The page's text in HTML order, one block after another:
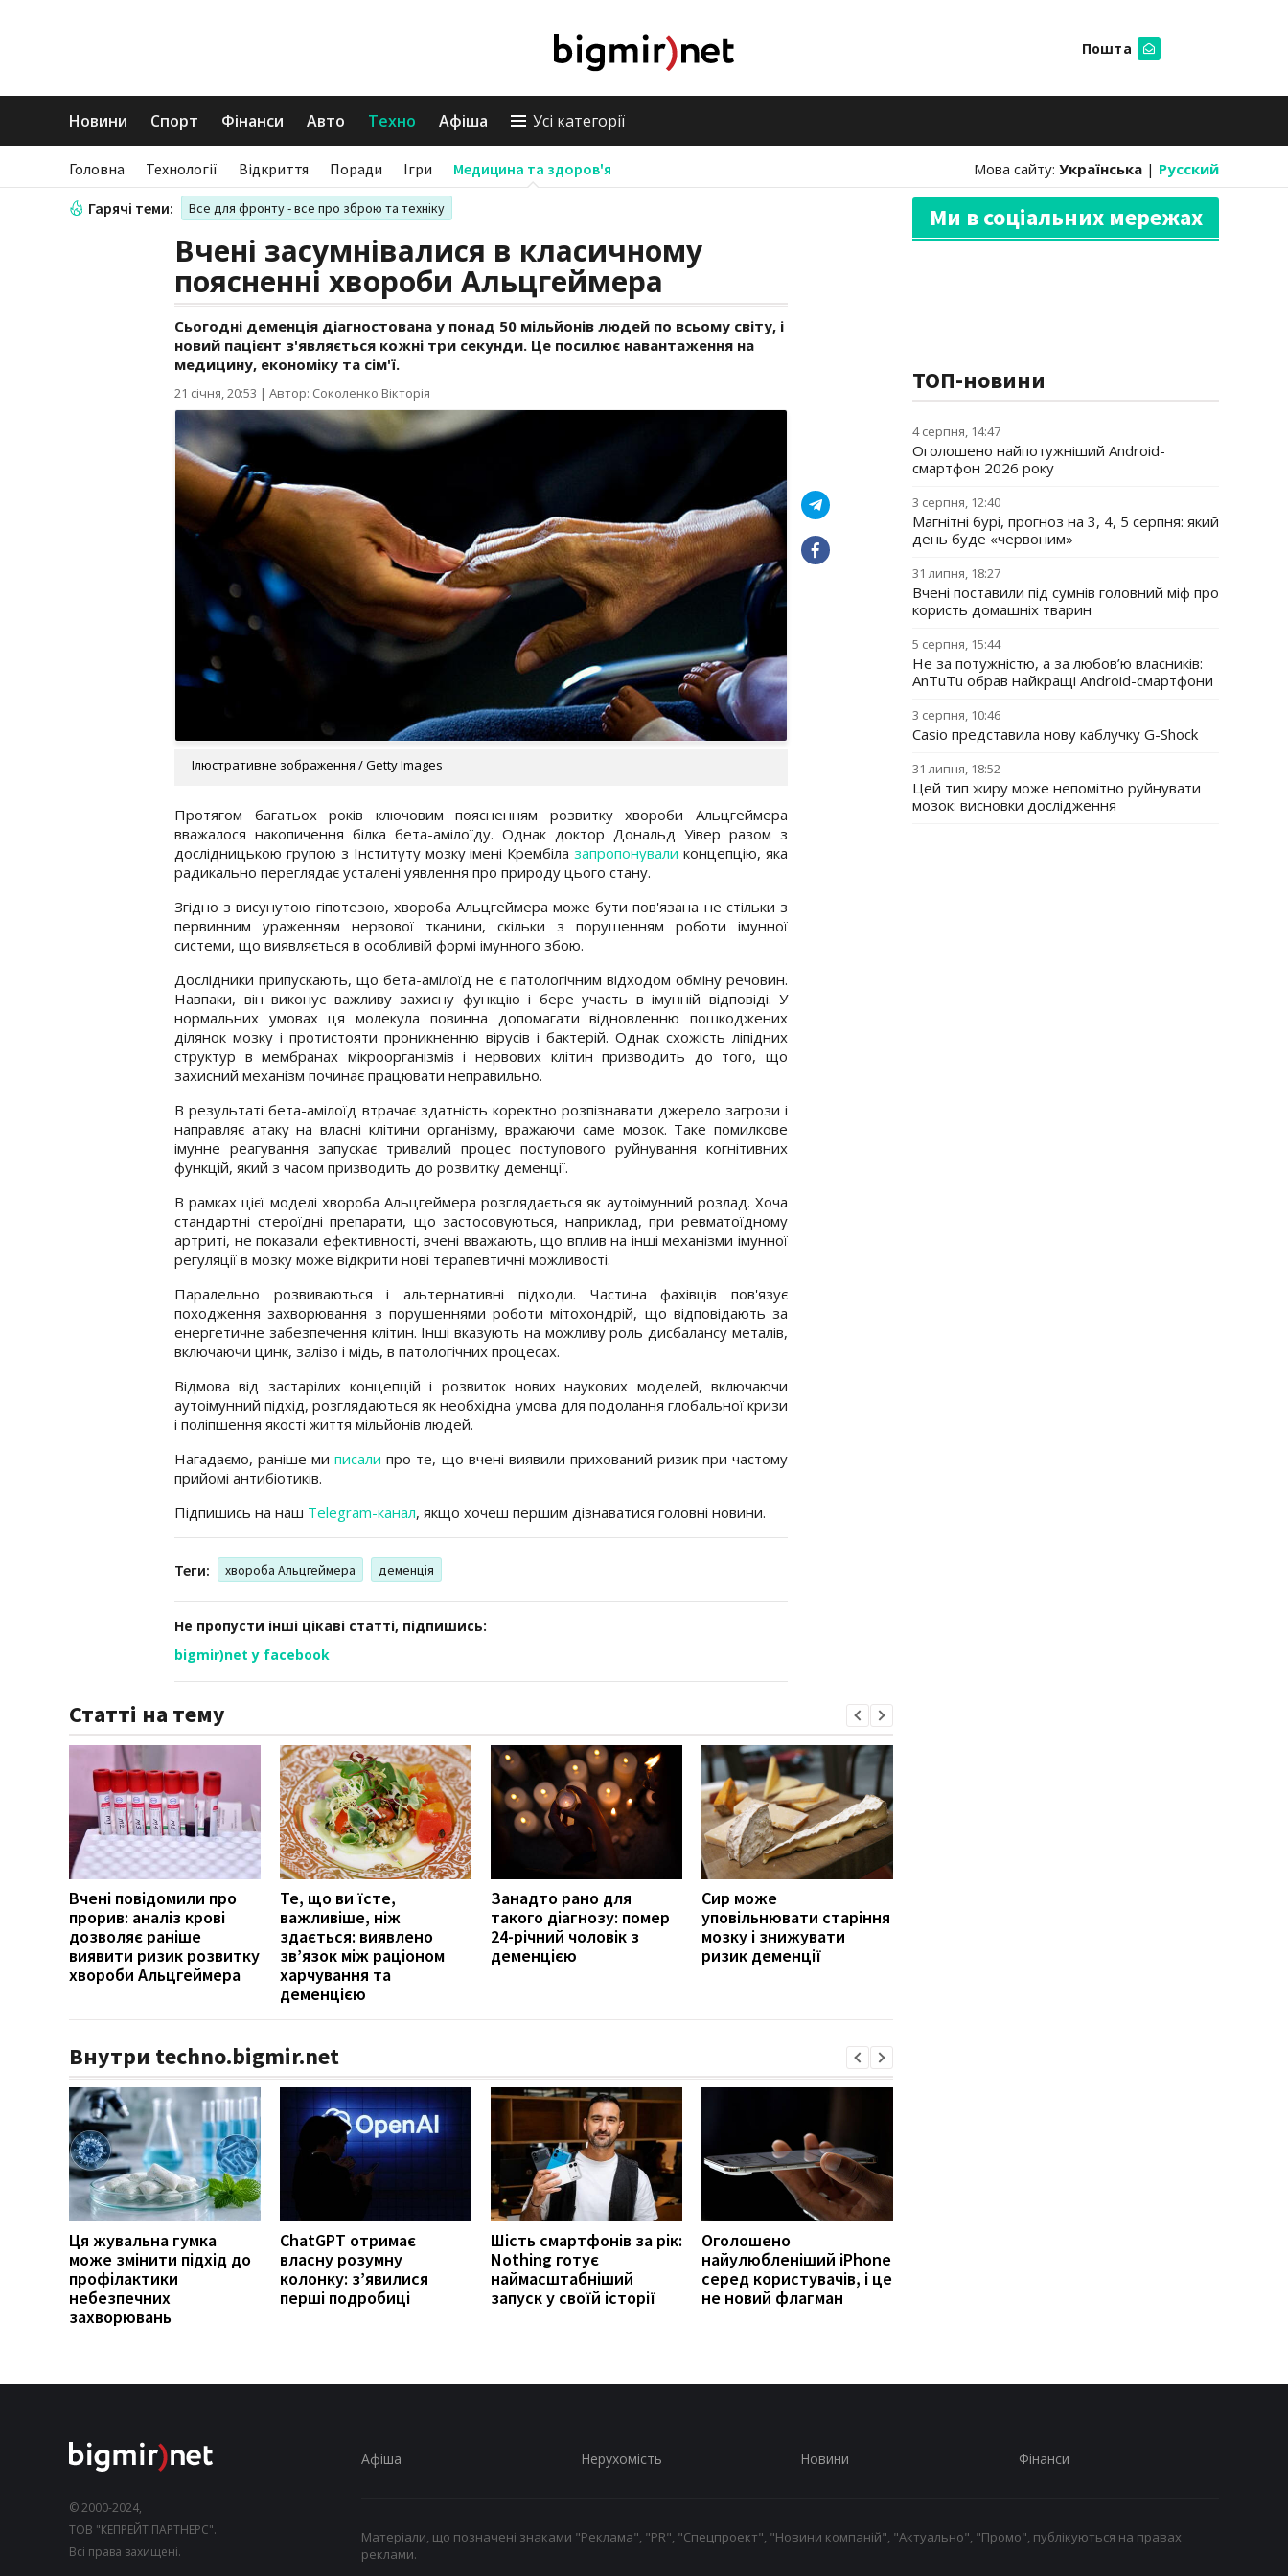
Пошта
Новини Спорт Фінанси Авто Техно Афіша Усі категорії
Головна Технології Відкриття Поради Ігри Медицина та здоров'я Мова сайту: Українська | Русский
Гарячі теми: Все для фронту - все про зброю та техніку
Вчені засумнівалися в класичному
поясненні хвороби Альцгеймера
Сьогодні деменція діагностована у понад 50 мільйонів людей по всьому світу, і
новий пацієнт з'являється кожні три секунди. Це посилює навантаження на
медицину, економіку та сім'ї.
21 січня, 20:53 | Автор: Соколенко Вікторія
Ілюстративне зображення / Getty Images
Протягом багатьох років ключовим поясненням розвитку хвороби Альцгеймера
вважалося накопичення білка бета-амілоїду. Однак доктор Дональд Уівер разом з
дослідницькою групою з Інституту мозку імені Крембілазапропонували концепцію, яка
радикально переглядає усталені уявлення про природу цього стану.
Згідно з висунутою гіпотезою, хвороба Альцгеймера може бути пов'язана не стільки з
первинним ураженням нервової тканини, скільки з порушенням роботи імунної
системи, що виявляється в особливій формі імунного збою.
Дослідники припускають, що бета-амілоїд не є патологічним відходом обміну речовин.
Навпаки, він виконує важливу захисну функцію і бере участь в імунній відповіді. У
нормальних умовах ця молекула повинна допомагати відновленню пошкоджених
ділянок мозку і протистояти проникненню вірусів і бактерій. Однак схожість ліпідних
структур в мембранах мікроорганізмів і нервових клітин призводить до того, що
захисний механізм починає працювати неправильно.
В результаті бета-амілоїд втрачає здатність коректно розпізнавати джерело загрози і
направляє атаку на власні клітини організму, вражаючи саме мозок. Таке помилкове
імунне реагування запускає тривалий процес поступового руйнування когнітивних
функцій, який з часом призводить до розвитку деменції.
В рамках цієї моделі хвороба Альцгеймера розглядається як аутоімунний розлад. Хоча
стандартні стероїдні препарати, що застосовуються, наприклад, при ревматоїдному
артриті, не показали ефективності, вчені вважають, що вплив на інші механізми імунної
регуляції в мозку може відкрити нові терапевтичні можливості.
Паралельно розвиваються і альтернативні підходи. Частина фахівців пов'язує
походження захворювання з порушеннями роботи мітохондрій, що відповідають за
енергетичне забезпечення клітин. Інші вказують на можливу роль дисбалансу металів,
включаючи цинк, залізо і мідь, в патологічних процесах.
Відмова від застарілих концепцій і розвиток нових наукових моделей, включаючи
аутоімунний підхід, розглядаються як необхідна умова для подолання глобальної кризи
і поліпшення якості життя мільйонів людей.
Нагадаємо, раніше миписали про те, що вчені виявили прихований ризик при частому
прийомі антибіотиків.
Підпишись на наш Telegram-канал, якщо хочеш першим дізнаватися головні новини.
Теги: хвороба Альцгеймера деменція
Не пропусти інші цікаві статті, підпишись:
bigmir)net у facebook
Статті на тему
Вчені повідомили про
прорив: аналіз крові
дозволяє раніше
виявити ризик розвитку
хвороби Альцгеймера
Те, що ви їсте,
важливіше, ніж
здається: виявлено
зв’язок між раціоном
харчування та
деменцією
Занадто рано для
такого діагнозу: помер
24-річний чоловік з
деменцією
Сир може
уповільнювати старіння
мозку і знижувати
ризик деменції
Внутри techno.bigmir.net
Ця жувальна гумка
може змінити підхід до
профілактики
небезпечних
захворювань
ChatGPT отримає
власну розумну
колонку: з’явилися
перші подробиці
Шість смартфонів за рік:
Nothing готує
наймасштабніший
запуск у своїй історії
Оголошено
найулюбленіший iPhone
серед користувачів, і це
не новий флагман
Ми в соціальних мережах
ТОП-новини
4 серпня, 14:47
Оголошено найпотужніший Android-
смартфон 2026 року
3 серпня, 12:40
Магнітні бурі, прогноз на 3, 4, 5 серпня: який
день буде «червоним»
31 липня, 18:27
Вчені поставили під сумнів головний міф про
користь домашніх тварин
5 серпня, 15:44
Не за потужністю, а за любов’ю власників:
AnTuTu обрав найкращі Android-смартфони
3 серпня, 10:46
Casio представила нову каблучку G-Shock
31 липня, 18:52
Цей тип жиру може непомітно руйнувати
мозок: висновки дослідження
© 2000-2024,
ТОВ "КЕПРЕЙТ ПАРТНЕРС".
Всі права захищені.
Афіша Нерухомість Новини Фінанси
Матеріали, що позначені знаками "Реклама", "PR", "Спецпроект", "Новини компаній", "Актуально", "Промо", публікуються на правах
реклами.